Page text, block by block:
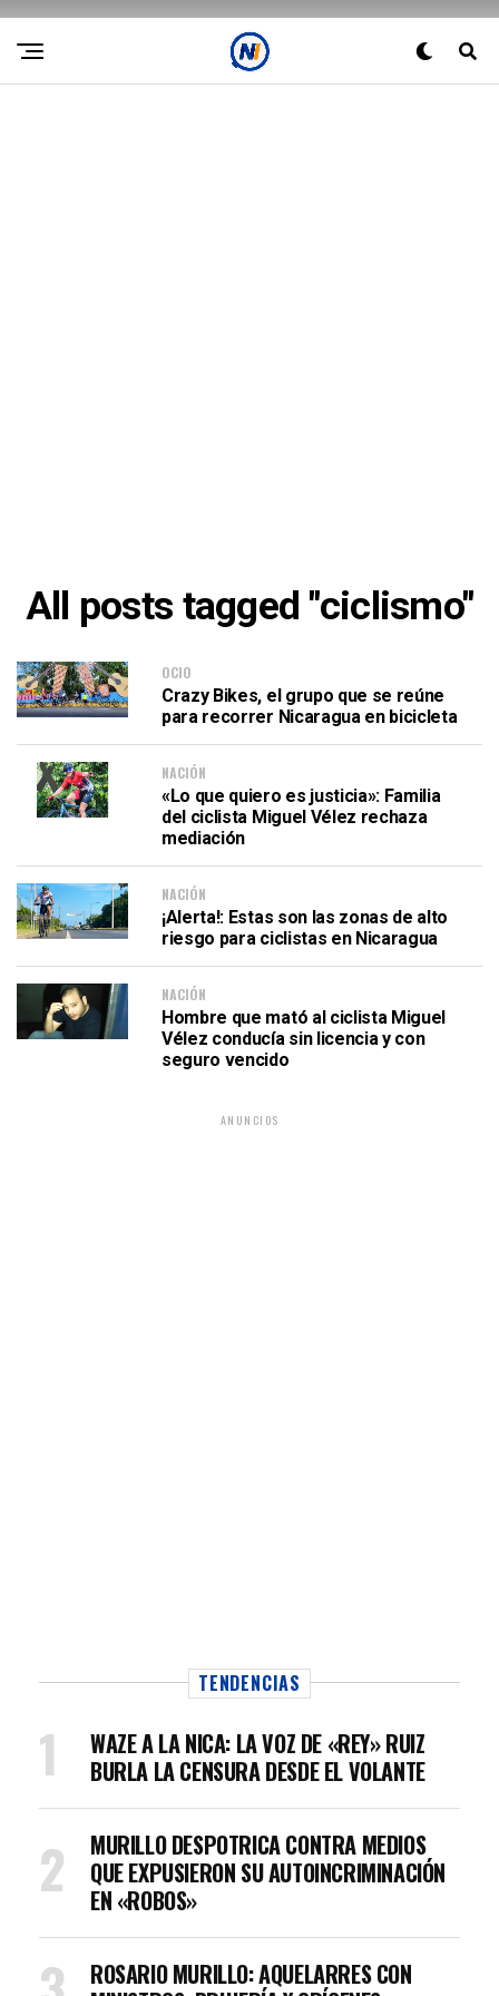
All posts tagged "ciclismo"
OCIO
Crazy Bikes, el grupo que se reúne
para recorrer Nicaragua en bicicleta
NACIÓN
«Lo que quiero es justicia»: Familia
del ciclista Miguel Vélez rechaza
mediación
NACIÓN
¡Alerta!: Estas son las zonas de alto
riesgo para ciclistas en Nicaragua
NACIÓN
Hombre que mató al ciclista Miguel
Vélez conducía sin licencia y con
seguro vencido
ANUNCIOS
TENDENCIAS
WAZE A LA NICA: LA VOZ DE «REY» RUIZ
BURLA LA CENSURA DESDE EL VOLANTE
MURILLO DESPOTRICA CONTRA MEDIOS
QUE EXPUSIERON SU AUTOINCRIMINACIÓN
EN «ROBOS»
ROSARIO MURILLO: AQUELARRES CON